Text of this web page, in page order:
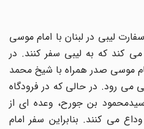
لیبى در لبنان با امام موسى
که به لیبى سفر کنند. در
سال ۱۹۷۸ امام موسى صدر همراه با شیخ محمد
رود. در حالى که در فرودگاه
بن جورح، وعده اى از
مى کنند. بنابراین سفر امام